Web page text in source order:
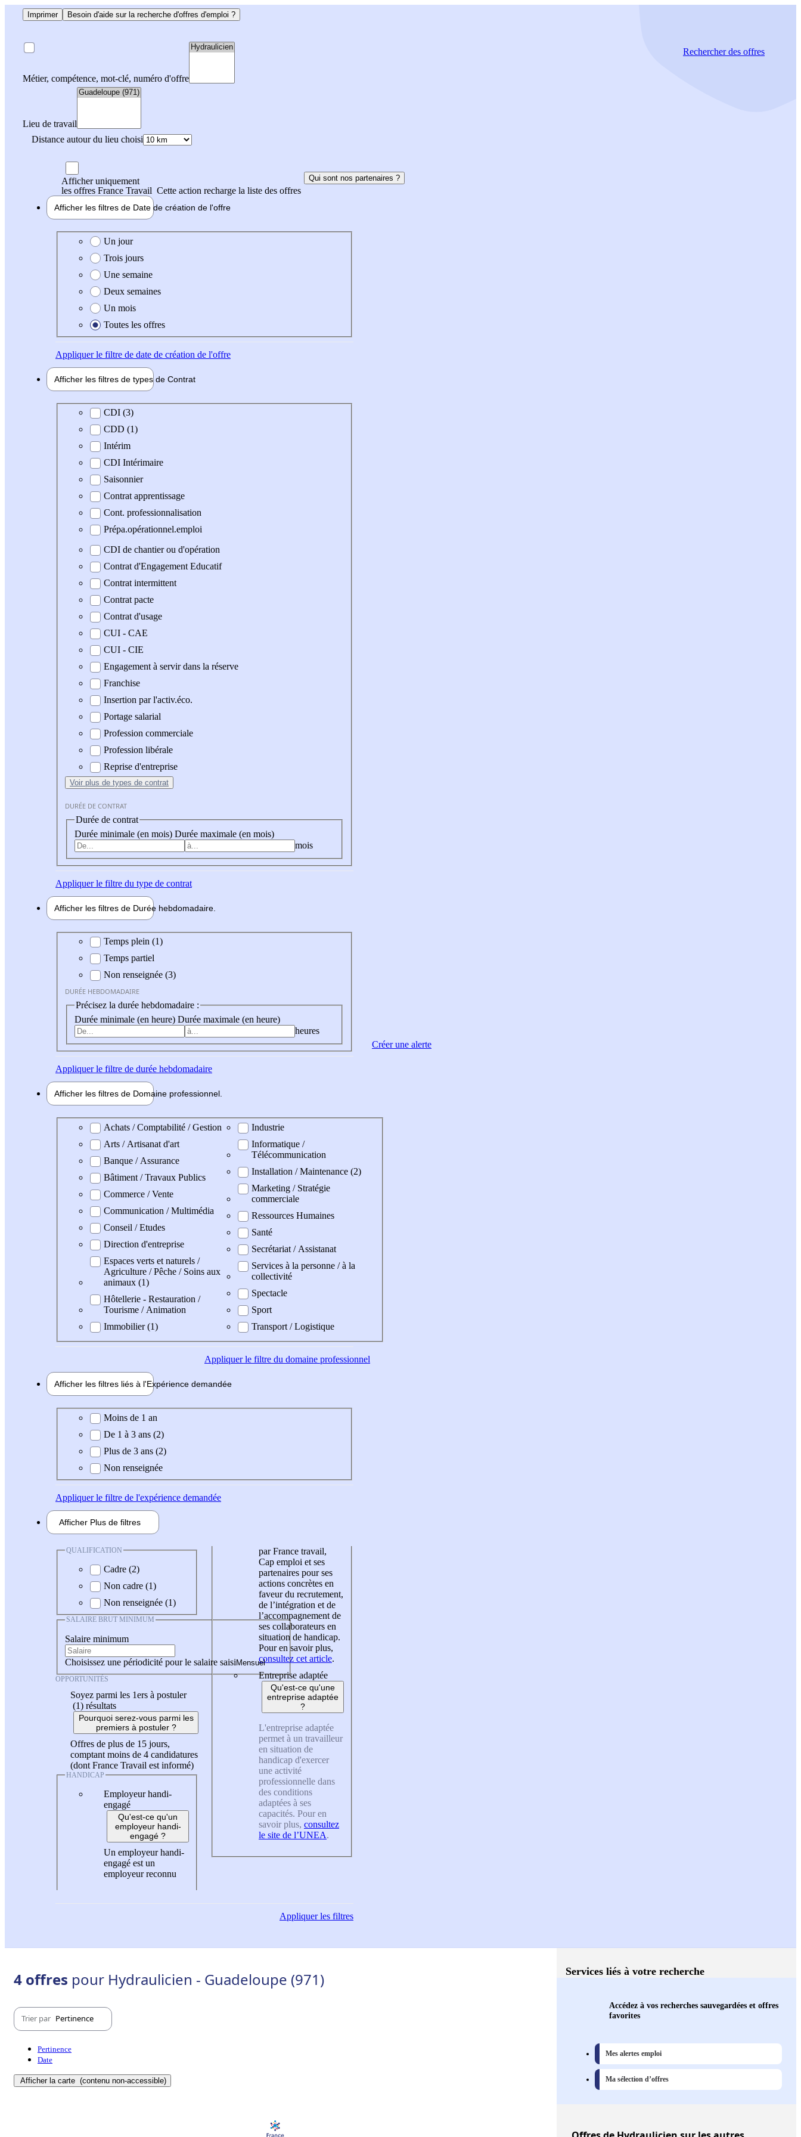
Imprimer Besoin d'aide sur la recherche d'offres d'emploi ?
Métier, compétence, mot-clé, numéro d'offre
Lieu de travail
Distance autour du lieu choisi
Rechercherdes offres
Afficher uniquement
les offres France Travail Cette action recharge la liste des offres
Qui sont nos partenaires ?
Afficher les filtres de Date de création de l'offre
Date de création de l'offre
Un jour
Trois jours
Une semaine
Deux semaines
Un mois
Toutes les offres
Appliquerle filtre de date de création de l'offre
Afficher les filtres de types de Contrat
Type de contrat
CDI (3)
CDD (1)
Intérim
CDI Intérimaire
Saisonnier
Contrat apprentissage
Cont. professionnalisation
Prépa.opérationnel.emploi
CDI de chantier ou d'opération
Contrat d'Engagement Educatif
Contrat intermittent
Contrat pacte
Contrat d'usage
CUI - CAE
CUI - CIE
Engagement à servir dans la réserve
Franchise
Insertion par l'activ.éco.
Portage salarial
Profession commerciale
Profession libérale
Reprise d'entreprise
Voir plus de types de contrat
DURÉE DE CONTRAT
Durée de contrat
Durée minimale (en mois) Durée maximale (en mois)
mois
Appliquerle filtre du type de contrat
Afficher les filtres de Durée hebdomadaire
Durée hebdomadaire
Temps plein (1)
Temps partiel
Non renseignée (3)
DURÉE HEBDOMADAIRE
Précisez la durée hebdomadaire :
Durée minimale (en heure) Durée maximale (en heure)
heures
Appliquerle filtre de durée hebdomadaire
Afficher les filtres de Domaine professionnel
Domaine professionel
Achats / Comptabilité / Gestion
Arts / Artisanat d'art
Banque / Assurance
Bâtiment / Travaux Publics
Commerce / Vente
Communication / Multimédia
Conseil / Etudes
Direction d'entreprise
Espaces verts et naturels /
Agriculture / Pêche / Soins aux
animaux (1)
Hôtellerie - Restauration /
Tourisme / Animation
Immobilier (1)
Industrie
Informatique /
Télécommunication
Installation / Maintenance (2)
Marketing / Stratégie
commerciale
Ressources Humaines
Santé
Secrétariat / Assistanat
Services à la personne / à la
collectivité
Spectacle
Sport
Transport / Logistique
Appliquerle filtre du domaine professionnel
Afficher les filtres liés à l'Expérience demandée
Expérience demandée
Moins de 1 an
De 1 à 3 ans (2)
Plus de 3 ans (2)
Non renseignée
Appliquerle filtre de l'expérience demandée
Afficher Plus de filtres
QUALIFICATION
Cadre (2)
Non cadre (1)
Non renseignée (1)
SALAIRE BRUT MINIMUM
Salaire minimum
Choisissez une périodicité pour le salaire saisi
OPPORTUNITÉS
Soyez parmi les 1ers à postuler
(1) résultats
Pourquoi serez-vous parmi les
premiers à postuler ?
Offres de plus de 15 jours,
comptant moins de 4 candidatures
(dont France Travail est informé)
HANDICAP
Employeur handi-
engagé
Qu'est-ce qu'un
employeur handi-
engagé ?
Un employeur handi-
engagé est un
employeur reconnu
par France travail,
Cap emploi et ses
partenaires pour ses
actions concrètes en
faveur du recrutement,
de l’intégration et de
l’accompagnement de
ses collaborateurs en
situation de handicap.
Pour en savoir plus,
consultez cet article.
Entreprise adaptée
Qu'est-ce qu'une
entreprise adaptée
?
L'entreprise adaptée
permet à un travailleur
en situation de
handicap d'exercer
une activité
professionnelle dans
des conditions
adaptées à ses
capacités. Pour en
savoir plus, consultez
le site de l’UNEA.
Appliquerles filtres
Créer une alerte
4 offres pour Hydraulicien - Guadeloupe (971)
Trier par Pertinence
Pertinence
Date
Afficher la carte (contenu non-accessible)
Services liés à votre recherche
Accédez à vos recherches sauvegardées et offres
favorites
Mes alertes emploi
Ma sélection d’offres